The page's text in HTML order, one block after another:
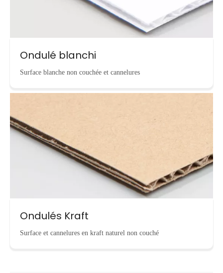
Ondulé blanchi
Surface blanche non couchée et cannelures
Ondulés Kraft
Surface et cannelures en kraft naturel non couché